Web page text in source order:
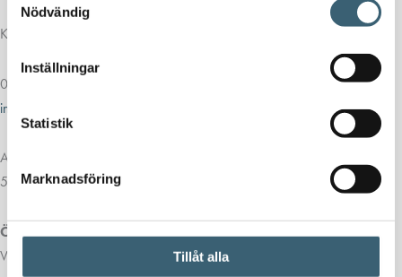
Nödvändig
Inställningar
Statistik
Marknadsföring
Tillåt alla
Kontakt
013-39 30 90
info@alvestadtanken.se
Algolgatan 7
583 30 Linköping
Öppettider butik:
Vardagar 07.00 - 16.00